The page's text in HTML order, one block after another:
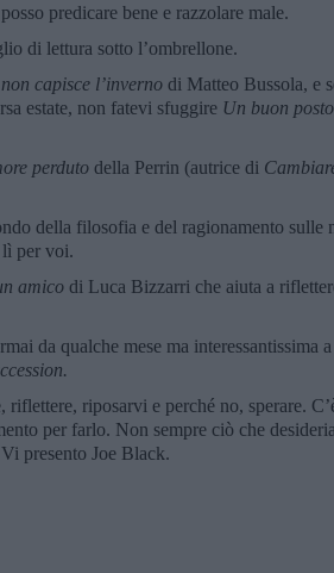
predicare bene e razzolare male.
di lettura sotto l’ombrellone.
capisce l’inverno di Matteo Bussola, e
estate, non fatevi sfuggire Un buon
perduto della Perrin (autrice di
della filosofia e del ragionamento sulle
lì per voi.
amico di Luca Bizzarri che aiuta a
da qualche mese ma interessantissima
riposarvi e perché no, sperare.
per farlo. Non sempre ciò che
presento Joe Black.